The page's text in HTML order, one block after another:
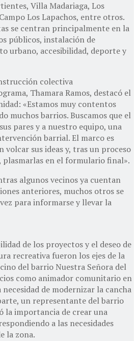
Villa Madariaga, Los
Los Lapachos, entre otros.
se centran principalmente en la
públicos, instalación de
urbano, accesibilidad, deporte y
colectiva
Thamara Ramos, destacó el
«Estamos muy contentos
muchos barrios. Buscamos que el
pares y a nuestro equipo, una
barrial. El marco es
volcar sus ideas y, tras un proceso
en el formulario final».
algunos vecinos ya cuentan
anteriores, muchos otros se
para informarse y llevar la
de los proyectos y el deseo de
recreativa fueron los ejes de la
del barrio Nuestra Señora del
como animador comunitario en
de modernizar la cancha
un representante del barrio
la importancia de crear una
a las necesidades
la zona.